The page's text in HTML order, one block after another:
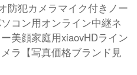
防犯カメラマイク付きノー
コン用オンライン中継ネ
美顔家庭用xiaovHDライン
ラ【写真価格ブランド見